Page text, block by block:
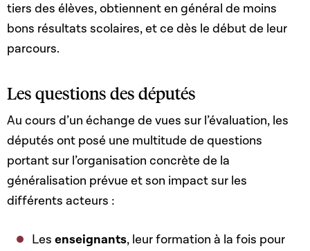
tiers des élèves, obtiennent en général de moins
bons résultats scolaires, et ce dès le début de leur
parcours.
Les questions des députés
Au cours d’un échange de vues sur l’évaluation, les
députés ont posé une multitude de questions
portant sur l’organisation concrète de la
généralisation prévue et son impact sur les
différents acteurs :
Lesenseignants, leur formation à la fois pour